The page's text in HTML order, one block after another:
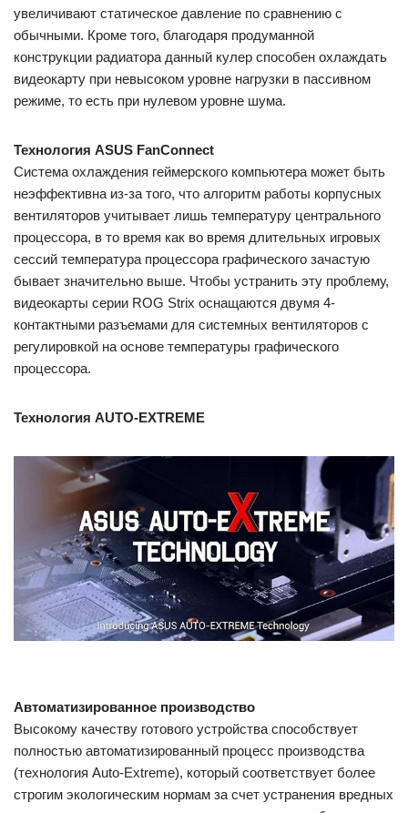
увеличивают статическое давление по сравнению с
обычными. Кроме того, благодаря продуманной
конструкции радиатора данный кулер способен охлаждать
видеокарту при невысоком уровне нагрузки в пассивном
режиме, то есть при нулевом уровне шума.
Технология ASUS FanConnect
Система охлаждения геймерского компьютера может быть
неэффективна из-за того, что алгоритм работы корпусных
вентиляторов учитывает лишь температуру центрального
процессора, в то время как во время длительных игровых
сессий температура процессора графического зачастую
бывает значительно выше. Чтобы устранить эту проблему,
видеокарты серии ROG Strix оснащаются двумя 4-
контактными разъемами для системных вентиляторов с
регулировкой на основе температуры графического
процессора.
Технология AUTO-EXTREME
Автоматизированное производство
Высокому качеству готового устройства способствует
полностью автоматизированный процесс производства
(технология Auto-Extreme), который соответствует более
строгим экологическим нормам за счет устранения вредных